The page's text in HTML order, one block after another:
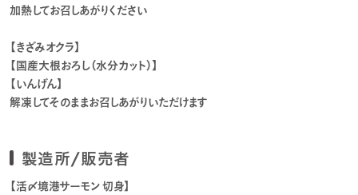
加熱してお召しあがりください
【きざみオクラ】
【国産大根おろし（水分カット）】
【いんげん】
解凍してそのままお召しあがりいただけます
製造所/販売者
【活〆境港サーモン 切身】